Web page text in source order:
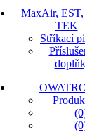
MaxAir,
TEK
Stříkací